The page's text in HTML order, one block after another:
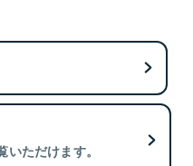
ただけます。